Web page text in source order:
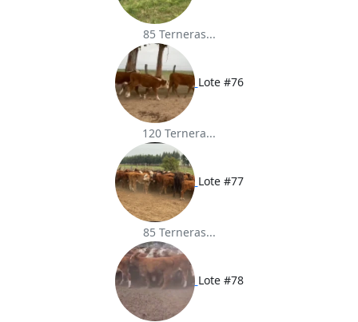
85 Terneras...
Lote #76
120 Ternera...
Lote #77
85 Terneras...
Lote #78